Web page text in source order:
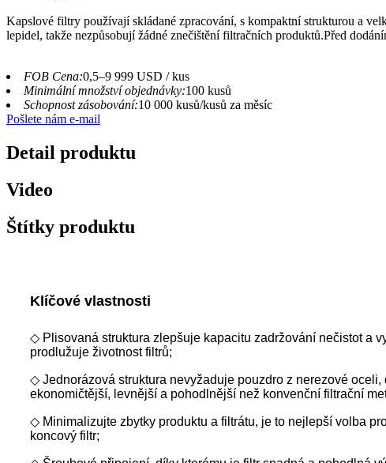
Kapslové filtry používají skládané zpracování, s kompaktní strukturou a
lepidel, takže nezpůsobují žádné znečištění filtračních produktů.Před
FOB Cena:0,5–9 999 USD / kus
Minimální množství objednávky:100 kusů
Schopnost zásobování:10 000 kusů/kusů za měsíc
Pošlete nám e-mail
Detail produktu
Video
Štítky produktu
Klíčové vlastnosti
◇ Plisovaná struktura zlepšuje kapacitu zadržování nečistot a
prodlužuje životnost filtrů;
◇ Jednorázová struktura nevyžaduje pouzdro z nerezové oceli,
ekonomičtější, levnější a pohodlnější než konvenční filtrační
◇ Minimalizujte zbytky produktu a filtrátu, je to nejlepší volba
koncový filtr;